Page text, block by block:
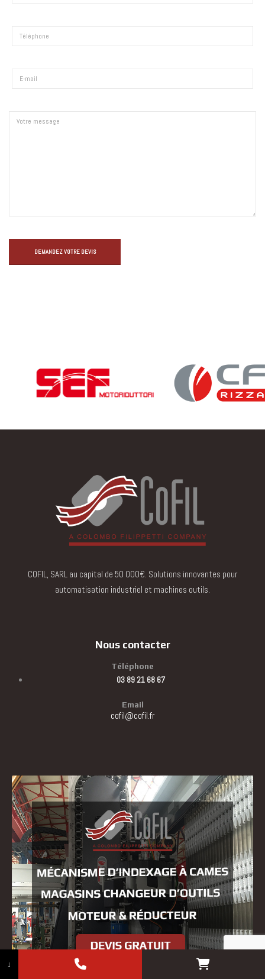
COFIL, SARL au capital de 50 000€. Solutions innovantes pour
automatisation industriel et machines outils.
Nous contacter
Téléphone
03 89 21 68 67
Email
cofil@cofil.fr
↓